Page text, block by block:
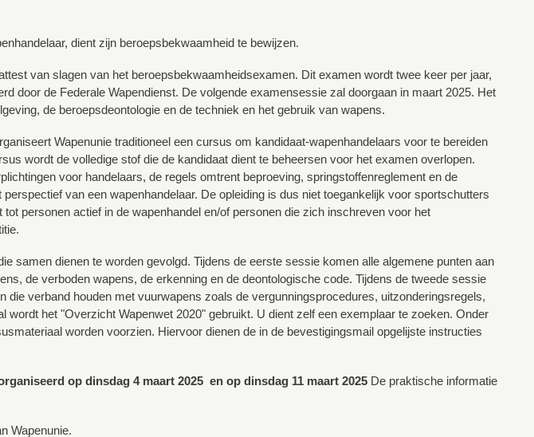
dient zijn beroepsbekwaamheid te bewijzen.
van slagen van het beroepsbekwaamheidsexamen. Dit examen wordt twee keer per jaar,
door de Federale Wapendienst. De volgende examensessie zal doorgaan in maart 2025. Het
de beroepsdeontologie en de techniek en het gebruik van wapens.
Wapenunie traditioneel een cursus om kandidaat-wapenhandelaars voor te bereiden
wordt de volledige stof die de kandidaat dient te beheersen voor het examen overlopen.
voor handelaars, de regels omtrent beproeving, springstoffenreglement en de
van een wapenhandelaar. De opleiding is dus niet toegankelijk voor sportschutters
personen actief in de wapenhandel en/of personen die zich inschreven voor het
samen dienen te worden gevolgd. Tijdens de eerste sessie komen alle algemene punten aan
de verboden wapens, de erkenning en de deontologische code. Tijdens de tweede sessie
die verband houden met vuurwapens zoals de vergunningsprocedures, uitzonderingsregels,
wordt het "Overzicht Wapenwet 2020" gebruikt. U dient zelf een exemplaar te zoeken. Onder
worden voorzien. Hiervoor dienen de in de bevestigingsmail opgelijste instructies
op dinsdag 4 maart 2025 en op dinsdag 11 maart 2025 De praktische informatie
Wapenunie.